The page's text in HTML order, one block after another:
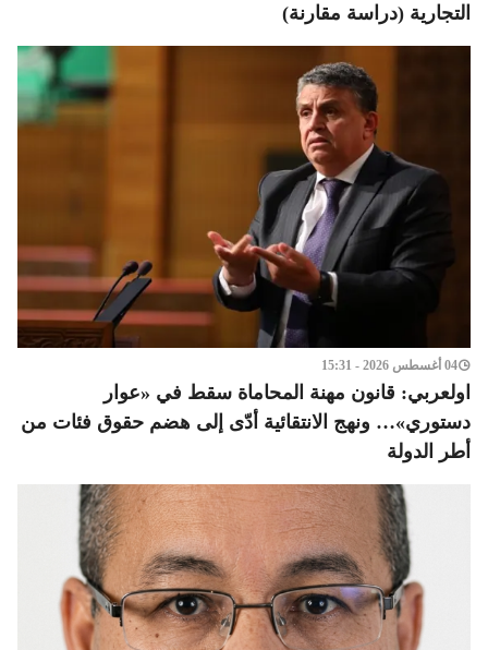
التجارية (دراسة مقارنة)
04 أغسطس 2026 - 15:31
اولعربي: قانون مهنة المحاماة سقط في «عوار
دستوري»… ونهج الانتقائية أدّى إلى هضم حقوق فئات من
أطر الدولة